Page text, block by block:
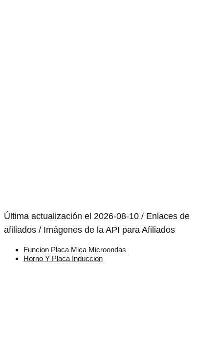
Última actualización el 2026-08-10 / Enlaces de
afiliados / Imágenes de la API para Afiliados
Funcion Placa Mica Microondas
Horno Y Placa Induccion